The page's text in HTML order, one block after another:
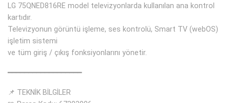
LG 75QNED816RE model televizyonlarda kullanılan ana kontrol
kartıdır.
Televizyonun görüntü işleme, ses kontrolü, Smart TV (webOS)
işletim sistemi
ve tüm giriş / çıkış fonksiyonlarını yönetir.
━━━━━━━━━━━━━━━━━━
📌 TEKNİK BİLGİLER